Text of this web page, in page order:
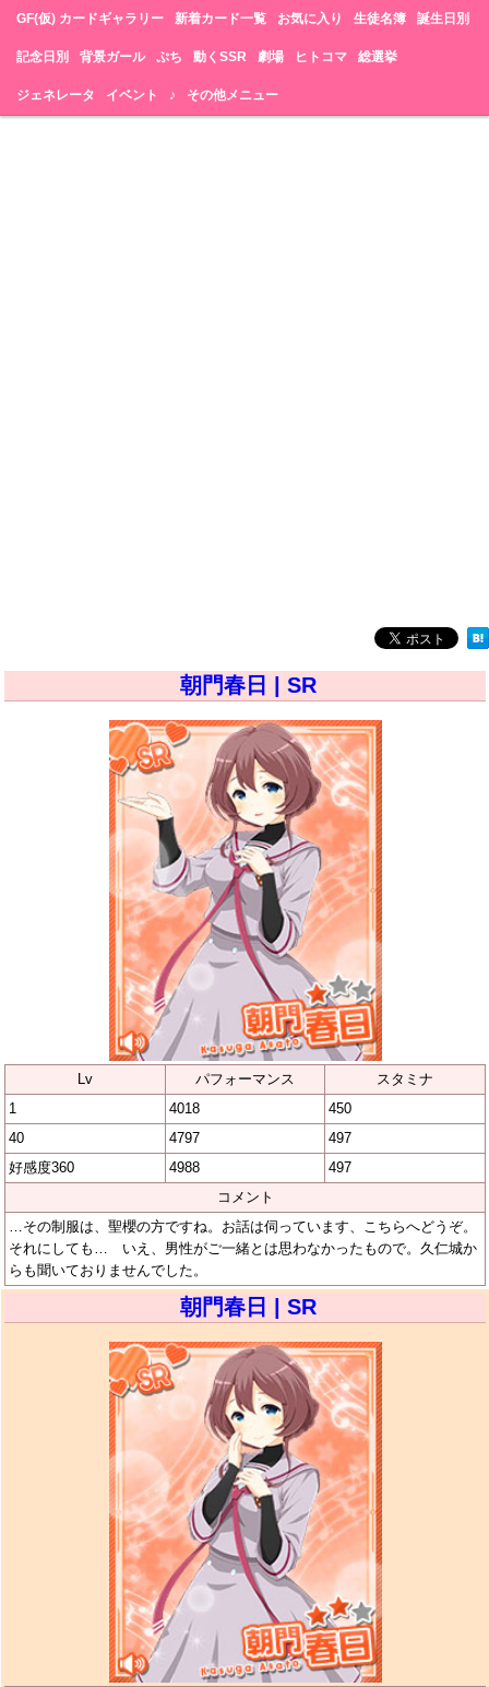
GF(仮) カードギャラリー 新着カード一覧 お気に入り 生徒名簿 誕生日別
記念日別 背景ガール ぷち 動くSSR 劇場 ヒトコマ 総選挙
ジェネレータ イベント ♪ その他メニュー
朝門春日 | SR
Lv パフォーマンス
スタミナ
1
4018
450
40
4797
497
好感度360
4988
497
コメント
…その制服は、聖櫻の方ですね。お話は伺っています、こちらへどうぞ。
それにしても… いえ、男性がご一緒とは思わなかったもので。久仁城か
らも聞いておりませんでした。
朝門春日 | SR